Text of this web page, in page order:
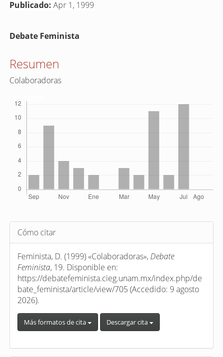
Publicado: Apr 1, 1999
Contenido
del
artículo
Debate Feminista
Resumen
Colaboradoras
Detalles
del
artículo
Cómo citar
Feminista, D. (1999) «Colaboradoras», Debate
Feminista, 19. Disponible en:
https://debatefeminista.cieg.unam.mx/index.php/de
bate_feminista/article/view/705 (Accedido: 9 agosto
2026).
Más formatos de cita Descargar cita